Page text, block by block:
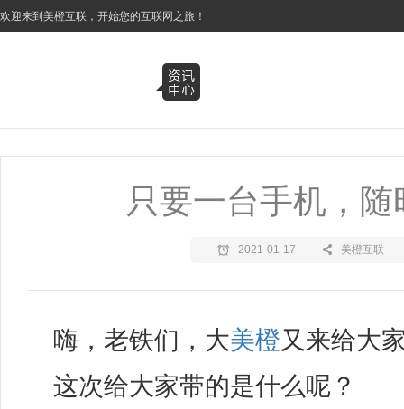
欢迎来到美橙互联，开始您的互联网之旅！
只要一台手机，
2021-01-17 美橙互联
嗨，老铁们，大美橙又来给大
这次给大家带的是什么呢？